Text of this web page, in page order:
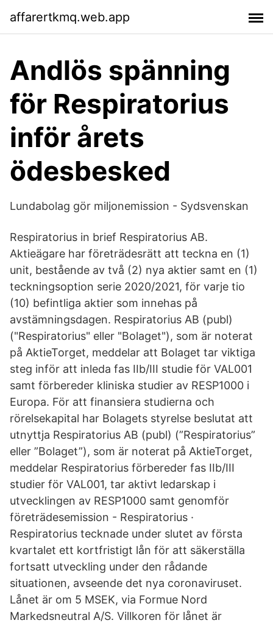
affarertkmq.web.app
Andlös spänning
för Respiratorius
inför årets
ödesbesked
Lundabolag gör miljonemission - Sydsvenskan
Respiratorius in brief Respiratorius AB.
Aktieägare har företrädesrätt att teckna en (1)
unit, bestående av två (2) nya aktier samt en (1)
teckningsoption serie 2020/2021, för varje tio
(10) befintliga aktier som innehas på
avstämningsdagen. Respiratorius AB (publ)
("Respiratorius" eller "Bolaget"), som är noterat
på AktieTorget, meddelar att Bolaget tar viktiga
steg inför att inleda fas IIb/III studie för VAL001
samt förbereder kliniska studier av RESP1000 i
Europa. För att finansiera studierna och
rörelsekapital har Bolagets styrelse beslutat att
utnyttja Respiratorius AB (publ) (”Respiratorius”
eller ”Bolaget”), som är noterat på AktieTorget,
meddelar Respiratorius förbereder fas IIb/III
studier för VAL001, tar aktivt ledarskap i
utvecklingen av RESP1000 samt genomför
företrädesemission - Respiratorius ·
Respiratorius tecknade under slutet av första
kvartalet ett kortfristigt lån för att säkerställa
fortsatt utveckling under den rådande
situationen, avseende det nya coronaviruset.
Lånet är om 5 MSEK, via Formue Nord
Markedsneutral A/S. Villkoren för lånet är